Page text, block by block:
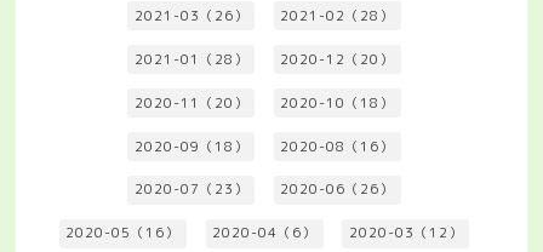
2021-03（26） 2021-02（28）
2021-01（28） 2020-12（20）
2020-11（20） 2020-10（18）
2020-09（18） 2020-08（16）
2020-07（23） 2020-06（26）
2020-05（16） 2020-04（6） 2020-03（12）